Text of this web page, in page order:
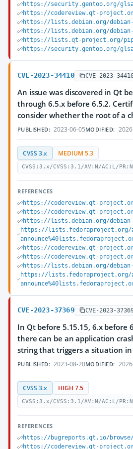
https://security.gentoo.org/
https://codereview.qt-
https://lists.debian.org/debian-
https://lists.debian.org/debian-
https://lists.qt-project.org/
https://security.gentoo.org/
CVE-2023-34410 CVE-2023-
An issue was discovered in Qt
through 6.5.x before 6.5.2.
consider whether the root of a
PUBLISHED: 2023-06-05MODIFIED:
CVSS 3.x MEDIUM 5.3
CVSS:3.x/CVSS:3.1/AV:N/AC:L/
REFERENCES
https://codereview.qt-
https://codereview.qt-
https://lists.debian.org/debian-
https://lists.fedoraproject.org/
announce%40lists.fedoraproject.org/
https://codereview.qt-
https://codereview.qt-
https://lists.debian.org/debian-
https://lists.fedoraproject.org/
announce%40lists.fedoraproject.org/
CVE-2023-37369 CVE-2023-
In Qt before 5.15.15, 6.x before
there can be an application
string that triggers a situation
PUBLISHED: 2023-08-20MODIFIED:
CVSS 3.x HIGH 7.5
CVSS:3.x/CVSS:3.1/AV:N/AC:L/
REFERENCES
https://bugreports.qt.io/browse/
https://codereview.qt-